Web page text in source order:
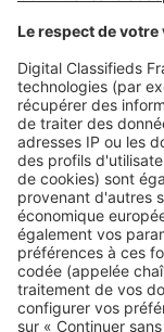
Image